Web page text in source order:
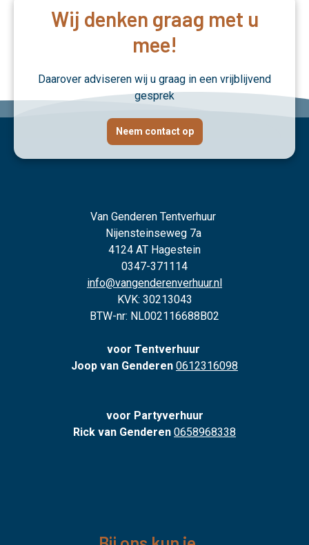
Wij denken graag met u
mee!
Daarover adviseren wij u graag in een vrijblijvend
gesprek
Neem contact op
Van Genderen Tentverhuur
Nijensteinseweg 7a
4124 AT Hagestein
0347-371114
info@vangenderenverhuur.nl
KVK: 30213043
BTW-nr: NL002116688B02
voor Tentverhuur
Joop van Genderen 0612316098
voor Partyverhuur
Rick van Genderen 0658968338